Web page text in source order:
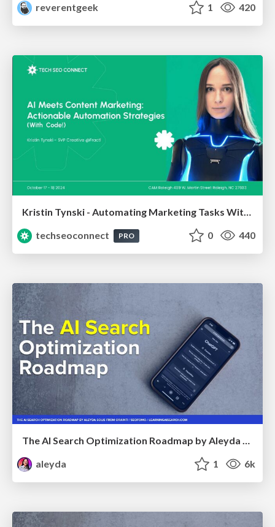
reverentgeek
1 420
Kristin Tynski - Automating Marketing Tasks With AI
techseoconnect
PRO 0 440
aleyda
1 6k